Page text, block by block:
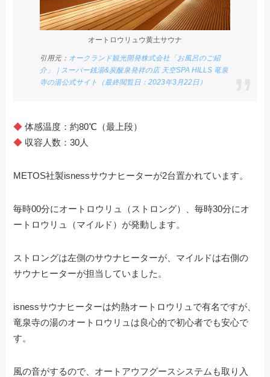
オートロウリュウ黄土サウナ
引用元： オークランド観光開発株式会社「お風呂のご紹
介」｜スーパー銭湯&炭酸泉発祥の店 天空SPA HILLS 竜泉
寺の湯公式サイト（最終閲覧日：2023年3月22日）
◆ 体感温度：約80℃（最上段）
◆ 収容人数：30人
METOS社製isnessサウナヒーターが2台置かれています。
毎時00分にオートロウリュ（ストロング）、毎時30分にオ
ートロウリュ（マイルド）が発動します。
ストロングは左側のサウナヒーターが、マイルドは右側の
サウナヒーターが担当していました。
isnessサウナヒーターは灼熱オートロウリュで有名ですが、
竜泉寺の湯のオートロウリュは良心的で初心者でも安心で
す。
風の音がするので、オートアウフグースシステムも取り入